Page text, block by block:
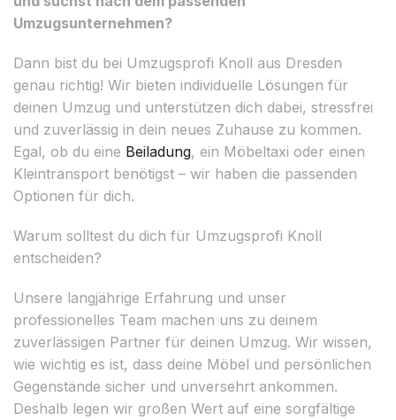
Umzugsunternehmen?
Dann bist du bei Umzugsprofi Knoll aus Dresden
genau richtig! Wir bieten individuelle Lösungen für
deinen Umzug und unterstützen dich dabei, stressfrei
und zuverlässig in dein neues Zuhause zu kommen.
Egal, ob du eine Beiladung, ein Möbeltaxi oder einen
Kleintransport benötigst – wir haben die passenden
Optionen für dich.
Warum solltest du dich für Umzugsprofi Knoll
entscheiden?
Unsere langjährige Erfahrung und unser
professionelles Team machen uns zu deinem
zuverlässigen Partner für deinen Umzug. Wir wissen,
wie wichtig es ist, dass deine Möbel und persönlichen
Gegenstände sicher und unversehrt ankommen.
Deshalb legen wir großen Wert auf eine sorgfältige